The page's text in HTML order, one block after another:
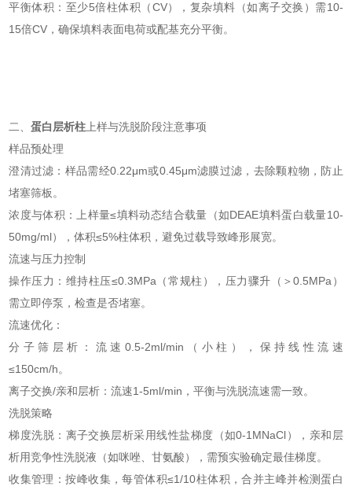
平衡体积：至少5倍柱体积（CV），复杂填料（如离子交换）需10-
15倍CV，确保填料表面电荷或配基充分平衡。
二、蛋白层析柱上样与洗脱阶段注意事项
样品预处理
澄清过滤：样品需经0.22μm或0.45μm滤膜过滤，去除颗粒物，防止
堵塞筛板。
浓度与体积：上样量≤填料动态结合载量（如DEAE填料蛋白载量10-
50mg/ml），体积≤5%柱体积，避免过载导致峰形展宽。
流速与压力控制
操作压力：维持柱压≤0.3MPa（常规柱），压力骤升（＞0.5MPa）
需立即停泵，检查是否堵塞。
流速优化：
分子筛层析：流速0.5-2ml/min（小柱），保持线性流速
≤150cm/h。
离子交换/亲和层析：流速1-5ml/min，平衡与洗脱流速需一致。
洗脱策略
梯度洗脱：离子交换层析采用线性盐梯度（如0-1MNaCl），亲和层
析用竞争性洗脱液（如咪唑、甘氨酸），需预实验确定最佳梯度。
收集管理：按峰收集，每管体积≤1/10柱体积，合并主峰并检测蛋白